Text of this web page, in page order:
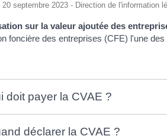
septembre 2023 - Direction de l'information
sur la valeur ajoutée des
foncière des entreprises (CFE) l'une
doit payer la CVAE ?
déclarer la CVAE ?